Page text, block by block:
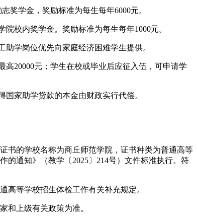
奖学金，奖励标准为每生每年6000元。
校内奖学金。奖励标准为每生每年1000元。
学岗位优先向家庭经济困难学生提供。
20000元；学生在校或毕业后应征入伍，可申请学
家助学贷款的本金由财政实行代偿。
书的学校名称为商丘师范学院，证书种类为普通高等
的通知》（教学〔2025〕214号）文件标准执行。符
高等学校招生体检工作有关补充规定。
和上级有关政策为准。